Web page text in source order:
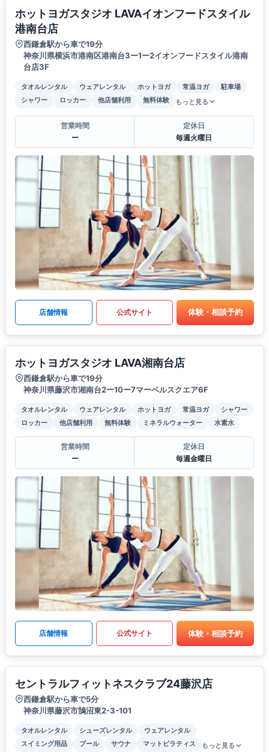
ホットヨガスタジオ LAVAイオンフードスタイル
港南台店
西鎌倉駅から車で19分
神奈川県横浜市港南区港南台3ー1ー2イオンフードスタイル港南
台店3F
タオルレンタル ウェアレンタル ホットヨガ 常温ヨガ
駐車場
シャワー
ロッカー 他店舗利用 無料体験 もっと見る
営業時間
ー
定休日
毎週火曜日
店舗情報 公式サイト 体験・相談予約
ホットヨガスタジオ LAVA湘南台店
西鎌倉駅から車で19分
神奈川県藤沢市湘南台2ー10ー7マーベルスクエア6F
タオルレンタル ウェアレンタル ホットヨガ 常温ヨガ
シャワー
ロッカー
他店舗利用 無料体験 ミネラルウォーター 水素水
営業時間
ー
定休日
毎週金曜日
店舗情報 公式サイト 体験・相談予約
セントラルフィットネスクラブ24藤沢店
西鎌倉駅から車で5分
神奈川県藤沢市鵠沼東2-3-101
タオルレンタル シューズレンタル
ウェアレンタル
スイミング用品
プール サウナ マットピラティス もっと見る